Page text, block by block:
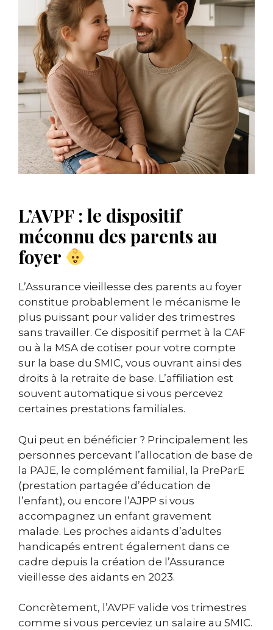
L’AVPF : le dispositif
méconnu des parents au
foyer
L’Assurance vieillesse des parents au foyer
constitue probablement le mécanisme le
plus puissant pour valider des trimestres
sans travailler. Ce dispositif permet à la CAF
ou à la MSA de cotiser pour votre compte
sur la base du SMIC, vous ouvrant ainsi des
droits à la retraite de base. L’affiliation est
souvent automatique si vous percevez
certaines prestations familiales.
Qui peut en bénéficier ? Principalement les
personnes percevant l’allocation de base de
la PAJE, le complément familial, la PreParE
(prestation partagée d’éducation de
l’enfant), ou encore l’AJPP si vous
accompagnez un enfant gravement
malade. Les proches aidants d’adultes
handicapés entrent également dans ce
cadre depuis la création de l’Assurance
vieillesse des aidants en 2023.
Concrètement, l’AVPF valide vos trimestres
comme si vous perceviez un salaire au SMIC.